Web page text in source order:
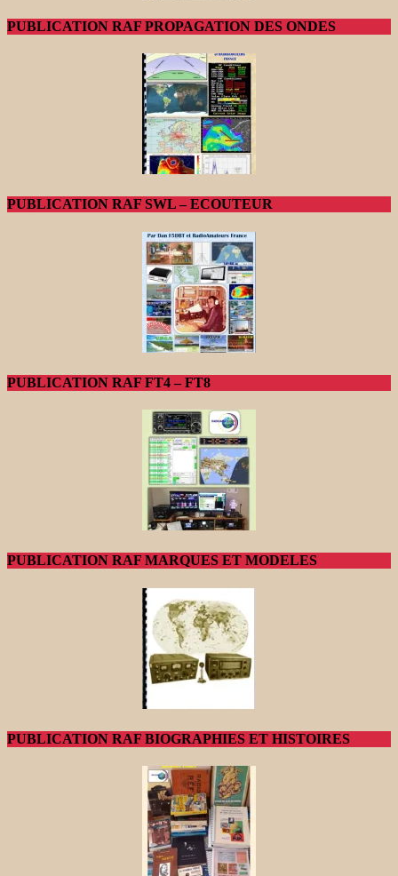
PUBLICATION RAF PROPAGATION DES ONDES
PUBLICATION RAF SWL – ECOUTEUR
PUBLICATION RAF FT4 – FT8
PUBLICATION RAF MARQUES ET MODELES
PUBLICATION RAF BIOGRAPHIES ET HISTOIRES